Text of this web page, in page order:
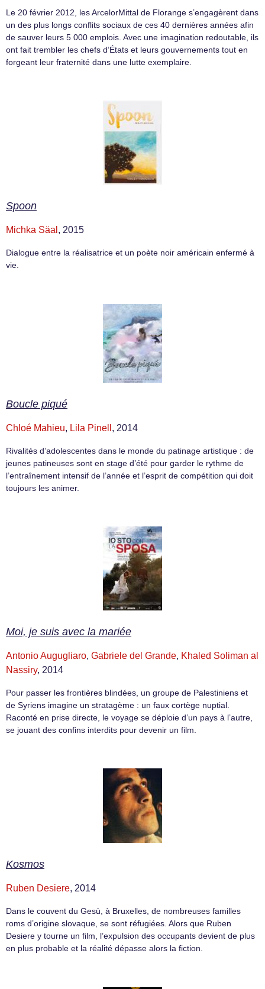
Le 20 février 2012, les ArcelorMittal de Florange s’engagèrent dans
un des plus longs conflits sociaux de ces 40 dernières années afin
de sauver leurs 5 000 emplois. Avec une imagination redoutable, ils
ont fait trembler les chefs d’États et leurs gouvernements tout en
forgeant leur fraternité dans une lutte exemplaire.
Spoon
Michka Säal , 2015
Dialogue entre la réalisatrice et un poète noir américain enfermé à
vie.
Boucle piqué
Chloé Mahieu, Lila Pinell , 2014
Rivalités d’adolescentes dans le monde du patinage artistique : de
jeunes patineuses sont en stage d’été pour garder le rythme de
l’entraînement intensif de l’année et l’esprit de compétition qui doit
toujours les animer.
Moi, je suis avec la mariée
Antonio Augugliaro, Gabriele del Grande, Khaled Soliman al
Nassiry, 2014
Pour passer les frontières blindées, un groupe de Palestiniens et
de Syriens imagine un stratagème : un faux cortège nuptial.
Raconté en prise directe, le voyage se déploie d’un pays à l’autre,
se jouant des confins interdits pour devenir un film.
Kosmos
Ruben Desiere, 2014
Dans le couvent du Gesù, à Bruxelles, de nombreuses familles
roms d’origine slovaque, se sont réfugiées. Alors que Ruben
Desiere y tourne un film, l’expulsion des occupants devient de plus
en plus probable et la réalité dépasse alors la fiction.